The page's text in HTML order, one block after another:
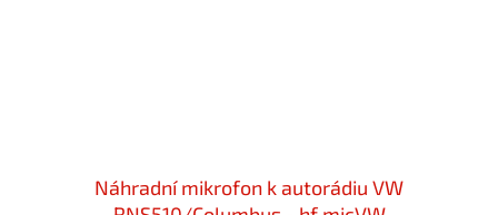
Náhradní mikrofon k autorádiu VW